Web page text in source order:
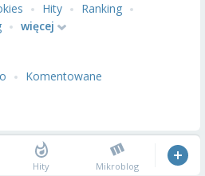
Hity
Ranking
więcej
Komentowane
Hity Mikroblog